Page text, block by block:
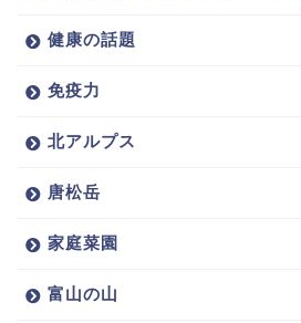
健康の話題
免疫力
北アルプス
唐松岳
家庭菜園
富山の山